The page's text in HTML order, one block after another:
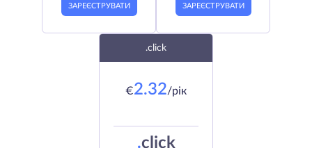
ЗАРЕЄСТРУВАТИ ЗАРЕЄСТРУВАТИ
.click
€2.32/рік
.click